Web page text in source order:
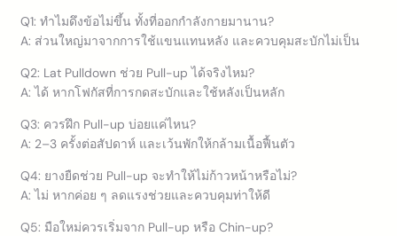
Q1: ทำไมดึงข้อไม่ขึ้น ทั้งที่ออกกำลังกายมานาน?
A: ส่วนใหญ่มาจากการใช้แขนแทนหลัง และควบคุมสะบักไม่เป็น
Q2: Lat Pulldown ช่วย Pull-up ได้จริงไหม?
A: ได้ หากโฟกัสที่การกดสะบักและใช้หลังเป็นหลัก
Q3: ควรฝึก Pull-up บ่อยแค่ไหน?
A: 2–3 ครั้งต่อสัปดาห์ และเว้นพักให้กล้ามเนื้อฟื้นตัว
Q4: ยางยืดช่วย Pull-up จะทำให้ไม่ก้าวหน้าหรือไม่?
A: ไม่ หากค่อย ๆ ลดแรงช่วยและควบคุมท่าให้ดี
Q5: มือใหม่ควรเริ่มจาก Pull-up หรือ Chin-up?